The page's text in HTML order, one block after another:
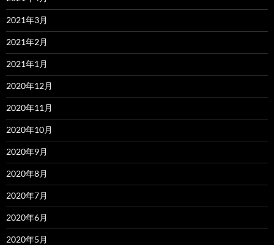
2021年3月
2021年2月
2021年1月
2020年12月
2020年11月
2020年10月
2020年9月
2020年8月
2020年7月
2020年6月
2020年5月